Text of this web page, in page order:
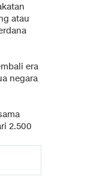
atau
era
negara
2.500